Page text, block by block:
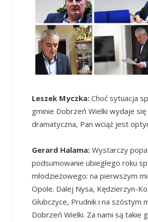
Leszek Myczka:Choć sytuacja
gminie Dobrzeń Wielki wydaje się
dramatyczna, Pan wciąż jest
Gerard Halama:Wystarczy
podsumowanie ubiegłego roku
młodzieżowego: na pierwszym
Opole. Dalej Nysa, Kędzierzyn-
Głubczyce, Prudnik i na szóstym
Dobrzeń Wielki. Za nami są takie